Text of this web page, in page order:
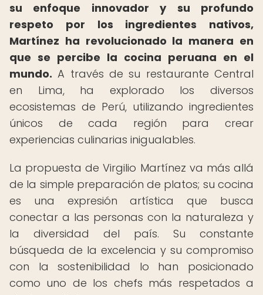
su enfoque innovador y su profundo
respeto por los ingredientes nativos,
Martínez ha revolucionado la manera en
que se percibe la cocina peruana en el
mundo. A través de su restaurante Central
en Lima, ha explorado los diversos
ecosistemas de Perú, utilizando ingredientes
únicos de cada región para crear
experiencias culinarias inigualables.
La propuesta de Virgilio Martínez va más allá
de la simple preparación de platos; su cocina
es una expresión artística que busca
conectar a las personas con la naturaleza y
la diversidad del país. Su constante
búsqueda de la excelencia y su compromiso
con la sostenibilidad lo han posicionado
como uno de los chefs más respetados a